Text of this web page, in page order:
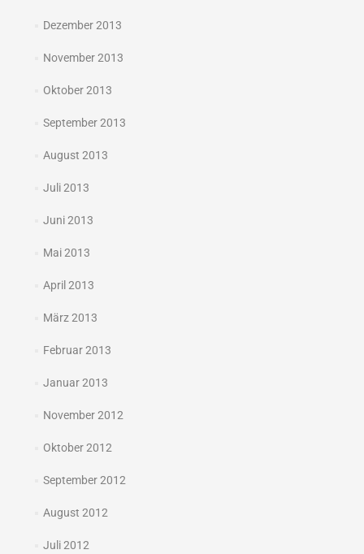
Dezember 2013
November 2013
Oktober 2013
September 2013
August 2013
Juli 2013
Juni 2013
Mai 2013
April 2013
März 2013
Februar 2013
Januar 2013
November 2012
Oktober 2012
September 2012
August 2012
Juli 2012